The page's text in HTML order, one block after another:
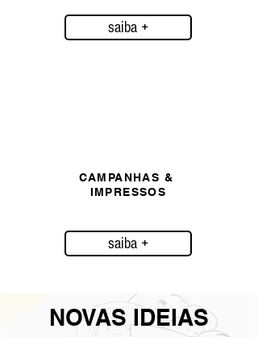
saiba +
CAMPANHAS &
IMPRESSOS
saiba +
NOVAS IDEIAS